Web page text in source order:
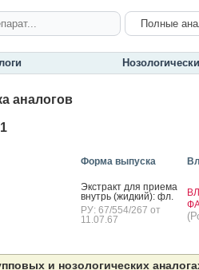
аналогов
Форма выпуска
Экс­тракт для при­ема
внутрь (жид­кий): фл.
РУ: 67/554/267 от
11.07.67
и нозологических